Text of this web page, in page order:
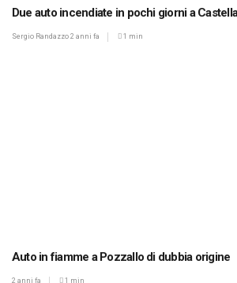
Due auto incendiate in pochi giorni a
Sergio Randazzo 2 anni fa 1 min
Auto in fiamme a Pozzallo di dubbia origine
2 anni fa 1 min